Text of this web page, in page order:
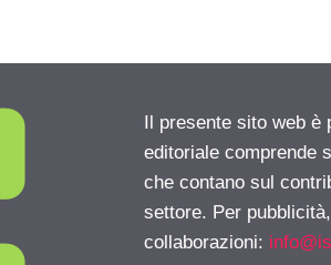
Il presente sito web
editoriale comprende
che contano sul
settore. Per
collaborazioni: